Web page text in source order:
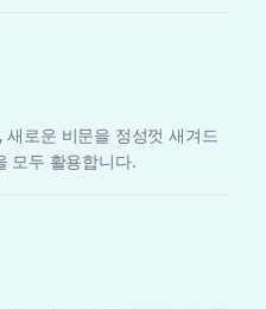
로운 비문을 정성껏 새겨드
모두 활용합니다.